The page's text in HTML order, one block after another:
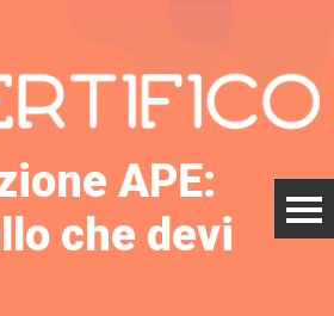
APE:
che devi